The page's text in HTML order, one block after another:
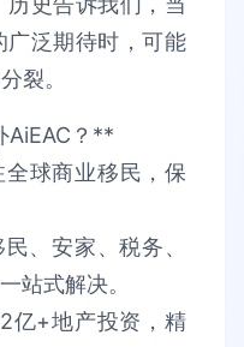
泛期待时，可能
裂。
AiEAC？**​​
球商业移民，保
、安家、税务、
站式解决​​。​​
+​​地产投资，精